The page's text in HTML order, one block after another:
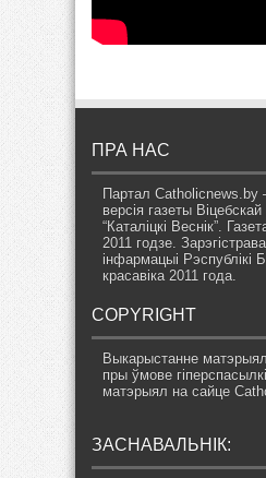
ПРА НАС
Партал Catholicnews.by
версія газеты Віцебскай
“Каталіцкі Веснік”.
2011 годзе.
інфармацыі Рэспублікі
красавіка 2011 года.
COPYRIGHT
Выкарыстанне
пры ўмове
матэрыял на сайце
ЗАСНАВАЛЬНІК: